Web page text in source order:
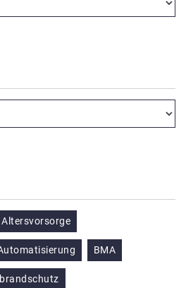
Altersvorsorge
BMA
brandschutz